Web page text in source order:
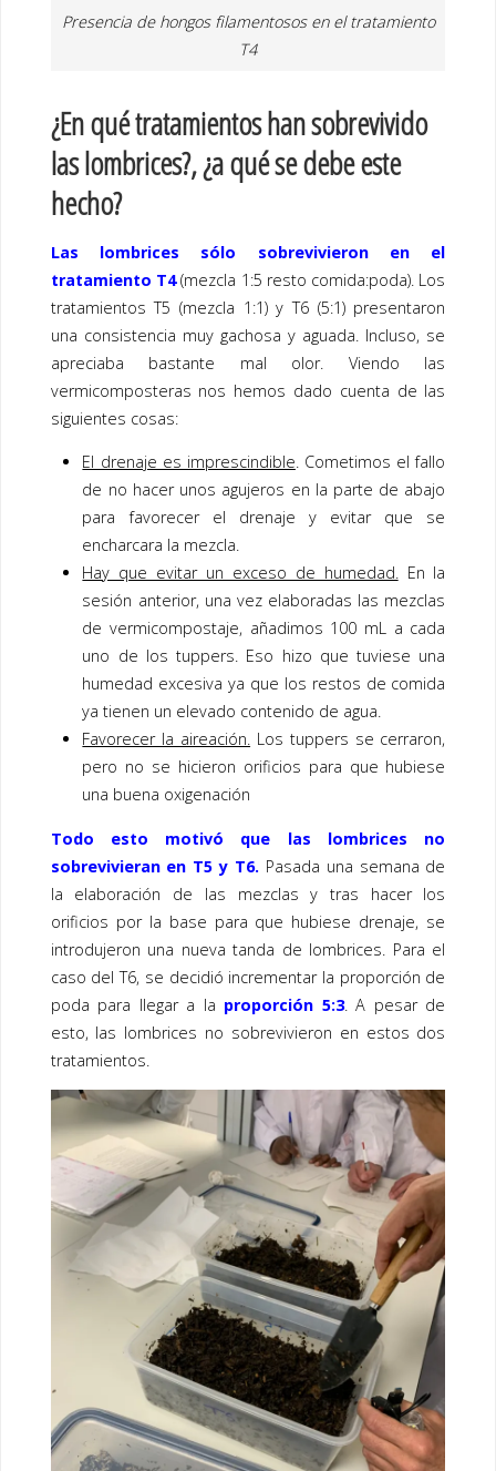
Presencia de hongos filamentosos en el tratamiento
T4
¿En qué tratamientos han sobrevivido
las lombrices?, ¿a qué se debe este
hecho?
Las lombrices sólo sobrevivieron en el
tratamiento T4(mezcla 1:5 resto comida:poda). Los
tratamientos T5 (mezcla 1:1) y T6 (5:1) presentaron
una consistencia muy gachosa y aguada. Incluso, se
apreciaba bastante mal olor. Viendo las
vermicomposteras nos hemos dado cuenta de las
siguientes cosas:
El drenaje es imprescindible. Cometimos el fallo
de no hacer unos agujeros en la parte de abajo
para favorecer el drenaje y evitar que se
encharcara la mezcla.
Hay que evitar un exceso de humedad.En la
sesión anterior, una vez elaboradas las mezclas
de vermicompostaje, añadimos 100 mL a cada
uno de los tuppers. Eso hizo que tuviese una
humedad excesiva ya que los restos de comida
ya tienen un elevado contenido de agua.
Favorecer la aireación. Los tuppers se cerraron,
pero no se hicieron orificios para que hubiese
una buena oxigenación
Todo esto motivó que las lombrices no
sobrevivieran en T5 y T6. Pasada una semana de
la elaboración de las mezclas y tras hacer los
orificios por la base para que hubiese drenaje, se
introdujeron una nueva tanda de lombrices. Para el
caso del T6, se decidió incrementar la proporción de
poda para llegar a la proporción 5:3. A pesar de
esto, las lombrices no sobrevivieron en estos dos
tratamientos.